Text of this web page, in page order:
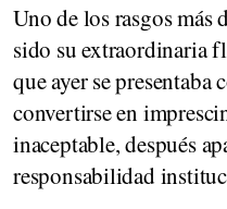
Uno de los rasgos más
sido su extraordinaria
que ayer se
convertirse en
inaceptable, después
responsabilidad